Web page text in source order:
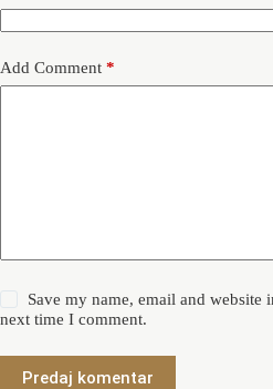
Add Comment *
Save my name, email and website
next time I comment.
Predaj komentar